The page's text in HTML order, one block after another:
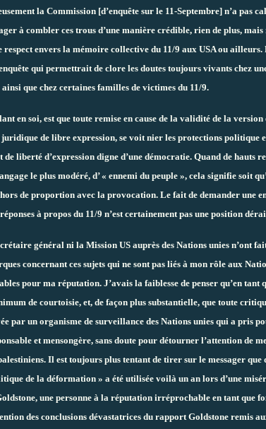
la Commission [d’enquête sur le 11-Septembre] n’a pas
à combler ces trous d’une manière crédible, rien de plus, mais
respect envers la mémoire collective du 11/9 aux USA ou
qui permettrait de clore les doutes toujours vivants chez
ainsi que chez certaines familles de victimes du 11/9.
en soi, est que toute remise en cause de la validité de la
de libre expression, se voit nier les protections politique
liberté d’expression digne d’une démocratie. Quand de hauts
le plus modéré, d’ « ennemi du peuple », cela signifie soit
de proportion avec la provocation. Le fait de demander une
à propos du 11/9 n’est certainement pas une position
général ni la Mission US auprès des Nations unies n’ont
concernant ces sujets qui ne sont pas liés à mon rôle aux
pour ma réputation. J’avais la faiblesse de penser qu’en tant
de courtoisie, et, de façon plus substantielle, que toute
par un organisme de surveillance des Nations unies qui a pris
et mensongère, sans doute pour détourner l’attention de
Il est toujours plus tentant de tirer sur le messager que
de la déformation » a été utilisée voilà un an lors d’une
une personne à la réputation irréprochable en tant que
des conclusions dévastatrices du rapport Goldstone remis